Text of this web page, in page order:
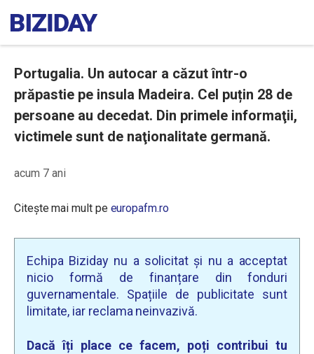
Portugalia. Un autocar a căzut într-o
prăpastie pe insula Madeira. Cel puțin 28 de
persoane au decedat. Din primele informaţii,
victimele sunt de naţionalitate germană.
acum 7 ani
Citește mai mult pe europafm.ro
Echipa Biziday nu a solicitat și nu a acceptat
nicio formă de finanțare din fonduri
guvernamentale. Spațiile de publicitate sunt
limitate, iar reclama neinvazivă.
Dacă îți place ce facem, poți contribui tu